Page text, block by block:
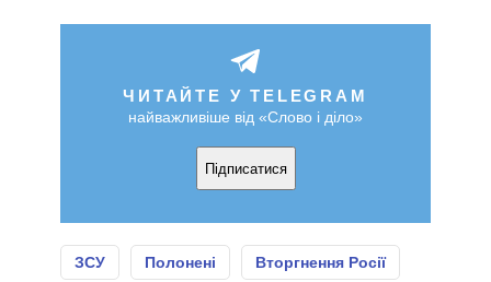
ЧИТАЙТЕ У TELEGRAM
найважливіше від «Слово і діло»
Підписатися
ЗСУ Полонені Вторгнення Росії